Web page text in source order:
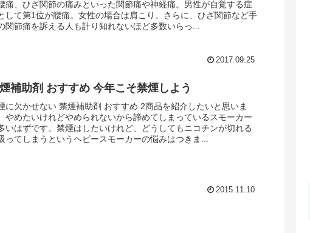
痛、ひざ関節の痛みといった関節痛や神経痛。男性が自覚する症
して第1位が腰痛。女性の場合は肩こり。さらに、ひざ関節など手
関節痛を訴える人も計り知れないほど多数いらっ...
2017.09.25
補助剤 おすすめ 今年こそ禁煙しよう
に欠かせない 禁煙補助剤 おすすめ 2商品を紹介したいと思いま
やめたいけれどやめられないから諦めてしまっているスモーカー
いはずです。禁煙はしたいけれど、どうしてもニコチンが切れる
ってしまうというヘビースモーカーの悩みはつきま...
2015.11.10